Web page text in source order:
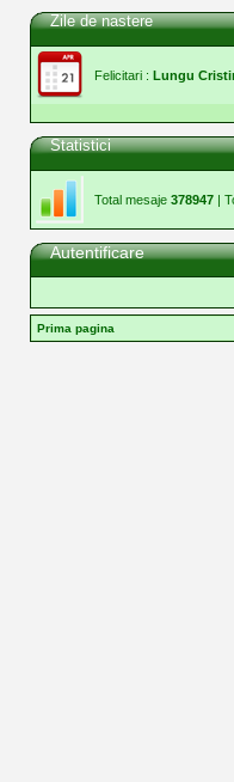
Zile de nastere
Felicitari : Lungu
Statistici
Total mesaje 378947 |
Autentificare
Prima pagina